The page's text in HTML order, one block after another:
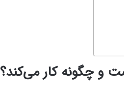
و چگونه کار می‌کند؟